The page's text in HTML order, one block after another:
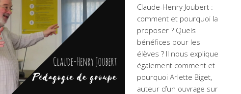
Claude-Henry Joubert :
comment et pourquoi la
proposer ? Quels
bénéfices pour les
élèves ? Il nous explique
également comment et
pourquoi Arlette Biget,
auteur d’un ouvrage sur